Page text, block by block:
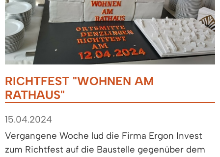
RICHTFEST "WOHNEN AM
RATHAUS"
15.04.2024
Vergangene Woche lud die Firma Ergon Invest
zum Richtfest auf die Baustelle gegenüber dem